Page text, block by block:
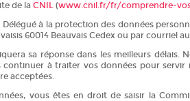
de la CNIL (www.cnil.fr/fr/comprendre-
à la protection des données
60014 Beauvais Cedex ou par courriel
sa réponse dans les meilleurs délais.
à traiter vos données pour
acceptées.
vous êtes en droit de saisir la